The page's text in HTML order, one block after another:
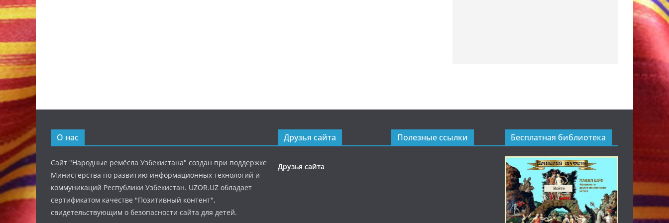
О нас
Сайт "Народные ремёсла Узбекистана" создан при поддержке
Министерства по развитию информационных технологий и
коммуникаций Республики Узбекистан. UZOR.UZ обладает
сертификатом качестве "Позитивный контент",
свидетельствующим о безопасности сайта для детей.
Друзья сайта
Друзья сайта
Полезные ссылки Бесплатная библиотека